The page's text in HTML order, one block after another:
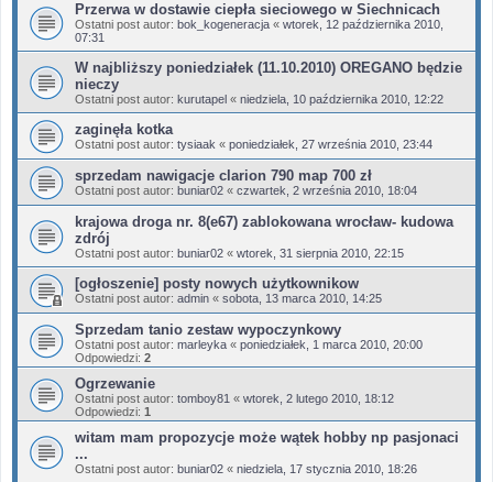
Przerwa w dostawie ciepła sieciowego w Siechnicach
Ostatni post autor: bok_kogeneracja « wtorek, 12 października 2010,
07:31
W najbliższy poniedziałek (11.10.2010) OREGANO będzie
nieczy
Ostatni post autor: kurutapel « niedziela, 10 października 2010, 12:22
zaginęła kotka
Ostatni post autor: tysiaak « poniedziałek, 27 września 2010, 23:44
sprzedam nawigacje clarion 790 map 700 zł
Ostatni post autor: buniar02 « czwartek, 2 września 2010, 18:04
krajowa droga nr. 8(e67) zablokowana wrocław- kudowa
zdrój
Ostatni post autor: buniar02 « wtorek, 31 sierpnia 2010, 22:15
[ogłoszenie] posty nowych użytkownikow
Ostatni post autor: admin « sobota, 13 marca 2010, 14:25
Sprzedam tanio zestaw wypoczynkowy
Ostatni post autor: marleyka « poniedziałek, 1 marca 2010, 20:00
Odpowiedzi: 2
Ogrzewanie
Ostatni post autor: tomboy81 « wtorek, 2 lutego 2010, 18:12
Odpowiedzi: 1
witam mam propozycje może wątek hobby np pasjonaci
...
Ostatni post autor: buniar02 « niedziela, 17 stycznia 2010, 18:26